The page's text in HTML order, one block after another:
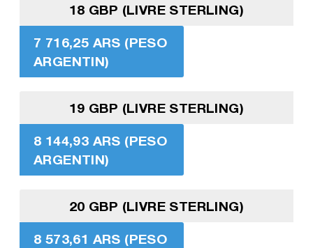
18 GBP (LIVRE STERLING)
7 716,25 ARS (PESO
ARGENTIN)
19 GBP (LIVRE STERLING)
8 144,93 ARS (PESO
ARGENTIN)
20 GBP (LIVRE STERLING)
8 573,61 ARS (PESO